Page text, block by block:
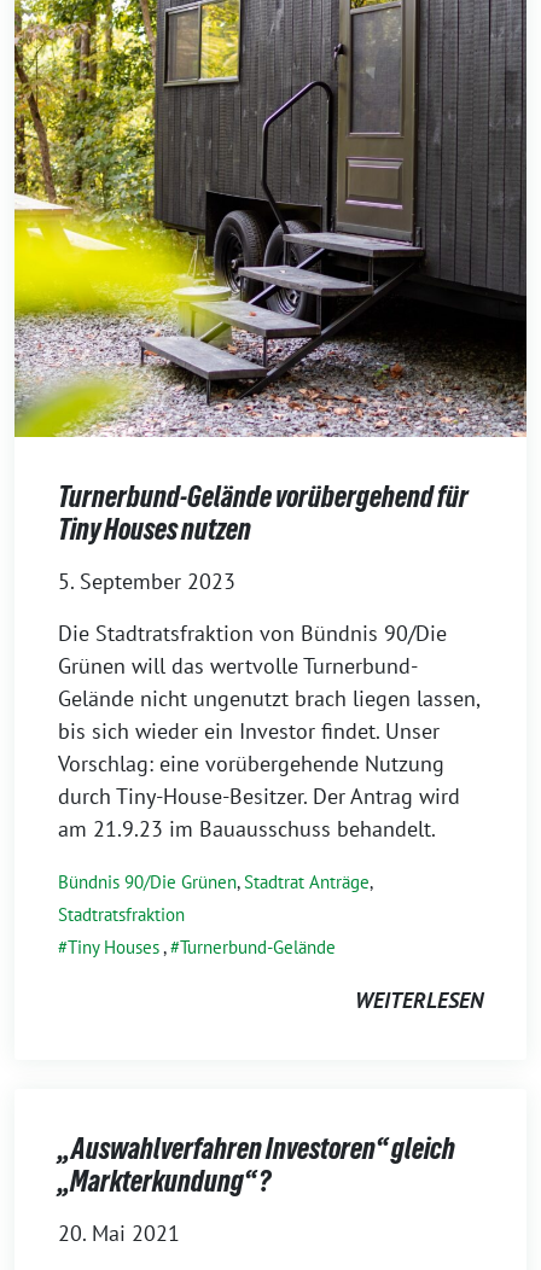
Turnerbund-Gelände vorübergehend für
Tiny Houses nutzen
5. September 2023
Die Stadtratsfraktion von Bündnis 90/Die
Grünen will das wertvolle Turnerbund-
Gelände nicht ungenutzt brach liegen lassen,
bis sich wieder ein Investor findet. Unser
Vorschlag: eine vorübergehende Nutzung
durch Tiny-House-Besitzer. Der Antrag wird
am 21.9.23 im Bauausschuss behandelt.
Bündnis 90/Die Grünen,Stadtrat Anträge,
Stadtratsfraktion
Tiny Houses, Turnerbund-Gelände
WEITERLESEN
„Auswahlverfahren Investoren“ gleich
„Markterkundung“?
20. Mai 2021